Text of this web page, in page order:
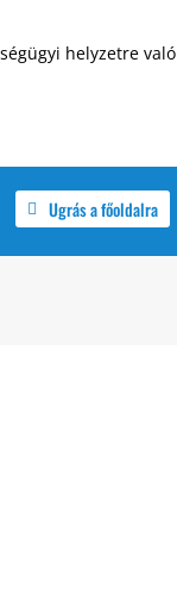
helyzetre
Ugrás a főoldalra